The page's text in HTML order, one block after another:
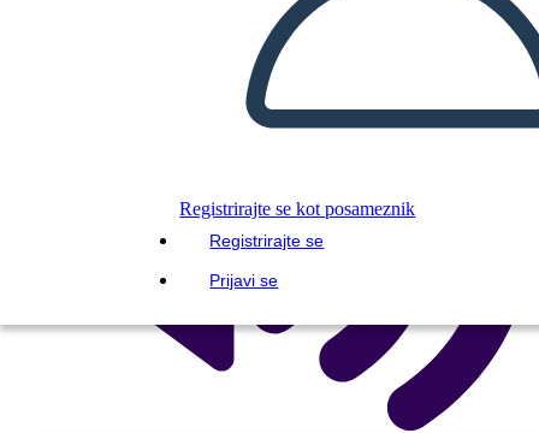
Registrirajte se kot posameznik
Registrirajte se
Prijavi se